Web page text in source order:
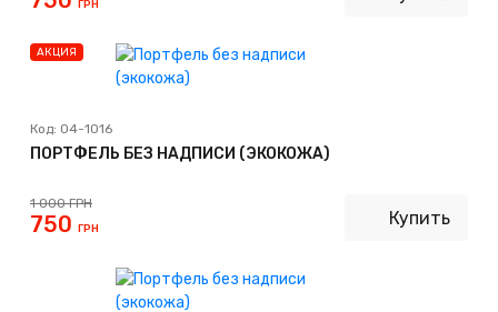
ГРН
АКЦИЯ
Код: 04-1016
ПОРТФЕЛЬ БЕЗ НАДПИСИ (ЭКОКОЖА)
1 000ГРН
750 ГРН
Купить